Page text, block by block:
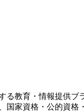
教育・情報提供
家資格・公的資格